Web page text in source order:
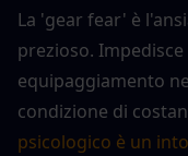
La 'gear fear' è
prezioso.
equipaggiamento
condizione di
psicologico è un